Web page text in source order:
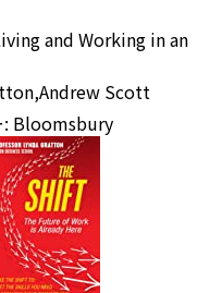
and Working in an
,Andrew Scott
Bloomsbury